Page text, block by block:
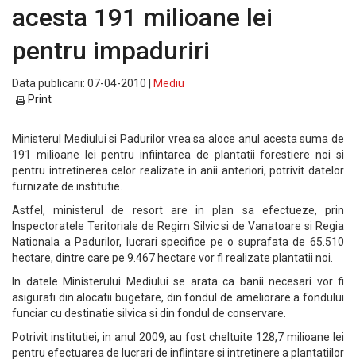
acesta 191 milioane lei
pentru impaduriri
Data publicarii: 07-04-2010 |
Mediu
Print
Ministerul Mediului si Padurilor vrea sa aloce anul acesta suma de
191 milioane lei pentru infiintarea de plantatii forestiere noi si
pentru intretinerea celor realizate in anii anteriori, potrivit datelor
furnizate de institutie.
Astfel, ministerul de resort are in plan sa efectueze, prin
Inspectoratele Teritoriale de Regim Silvic si de Vanatoare si Regia
Nationala a Padurilor, lucrari specifice pe o suprafata de 65.510
hectare, dintre care pe 9.467 hectare vor fi realizate plantatii noi.
In datele Ministerului Mediului se arata ca banii necesari vor fi
asigurati din alocatii bugetare, din fondul de ameliorare a fondului
funciar cu destinatie silvica si din fondul de conservare.
Potrivit institutiei, in anul 2009, au fost cheltuite 128,7 milioane lei
pentru efectuarea de lucrari de infiintare si intretinere a plantatiilor